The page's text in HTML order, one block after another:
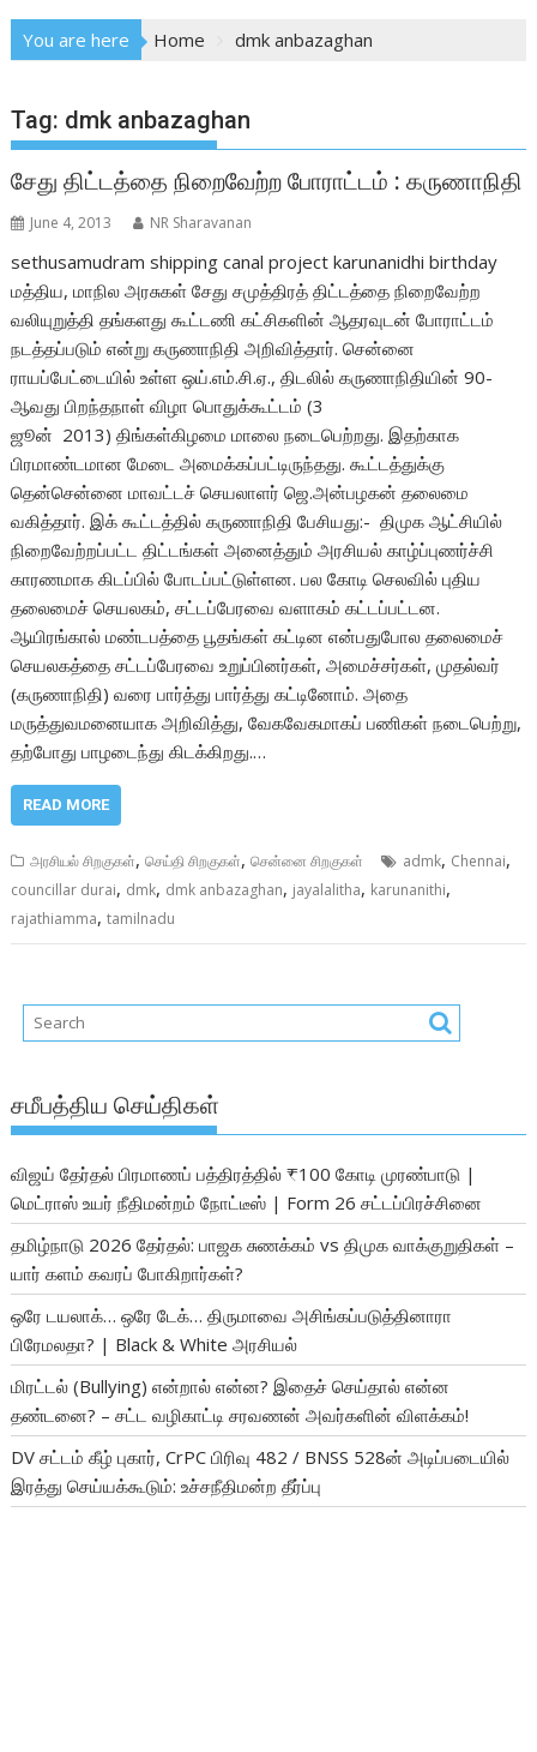
You are here Home dmk anbazaghan
Tag: dmk anbazaghan
சேது திட்டத்தை நிறைவேற்ற போராட்டம் : கருணாநிதி
June 4, 2013 NR Sharavanan
sethusamudram shipping canal project karunanidhi birthday
மத்திய, மாநில அரசுகள் சேது சமுத்திரத் திட்டத்தை நிறைவேற்ற
வலியுறுத்தி தங்களது கூட்டணி கட்சிகளின் ஆதரவுடன் போராட்டம்
நடத்தப்படும் என்று கருணாநிதி அறிவித்தார். சென்னை
ராயப்பேட்டையில் உள்ள ஒய்.எம்.சி.ஏ., திடலில் கருணாநிதியின் 90-
ஆவது பிறந்தநாள் விழா பொதுக்கூட்டம் (3
ஜூன் 2013) திங்கள்கிழமை மாலை நடைபெற்றது. இதற்காக
பிரமாண்டமான மேடை அமைக்கப்பட்டிருந்தது. கூட்டத்துக்கு
தென்சென்னை மாவட்டச் செயலாளர் ஜெ.அன்பழகன் தலைமை
வகித்தார். இக் கூட்டத்தில் கருணாநிதி பேசியது:- திமுக ஆட்சியில்
நிறைவேற்றப்பட்ட திட்டங்கள் அனைத்தும் அரசியல் காழ்ப்புணர்ச்சி
காரணமாக கிடப்பில் போடப்பட்டுள்ளன. பல கோடி செலவில் புதிய
தலைமைச் செயலகம், சட்டப்பேரவை வளாகம் கட்டப்பட்டன.
ஆயிரங்கால் மண்டபத்தை பூதங்கள் கட்டின என்பதுபோல தலைமைச்
செயலகத்தை சட்டப்பேரவை உறுப்பினர்கள், அமைச்சர்கள், முதல்வர்
(கருணாநிதி) வரை பார்த்து பார்த்து கட்டினோம். அதை
மருத்துவமனையாக அறிவித்து, வேகவேகமாகப் பணிகள் நடைபெற்று,
தற்போது பாழடைந்து கிடக்கிறது.…
READ MORE
அரசியல் சிறகுகள்,செய்தி சிறகுகள்,சென்னை சிறகுகள் admk, Chennai,
councillar durai, dmk, dmk anbazaghan, jayalalitha, karunanithi,
rajathiamma,tamilnadu
சமீபத்திய செய்திகள்
விஜய் தேர்தல் பிரமாணப் பத்திரத்தில் ₹100 கோடி முரண்பாடு |
மெட்ராஸ் உயர் நீதிமன்றம் நோட்டீஸ் | Form 26 சட்டப்பிரச்சினை
தமிழ்நாடு 2026 தேர்தல்: பாஜக சுணக்கம் vs திமுக வாக்குறுதிகள் –
யார் களம் கவரப் போகிறார்கள்?
ஒரே டயலாக்… ஒரே டேக்… திருமாவை அசிங்கப்படுத்தினாரா
பிரேமலதா? | Black & White அரசியல்
மிரட்டல் (Bullying) என்றால் என்ன? இதைச் செய்தால் என்ன
தண்டனை? – சட்ட வழிகாட்டி சரவணன் அவர்களின் விளக்கம்!
DV சட்டம் கீழ் புகார், CrPC பிரிவு 482 / BNSS 528ன் அடிப்படையில்
இரத்து செய்யக்கூடும்: உச்சநீதிமன்ற தீர்ப்பு